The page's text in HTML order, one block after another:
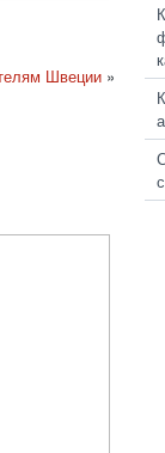
Швеции »